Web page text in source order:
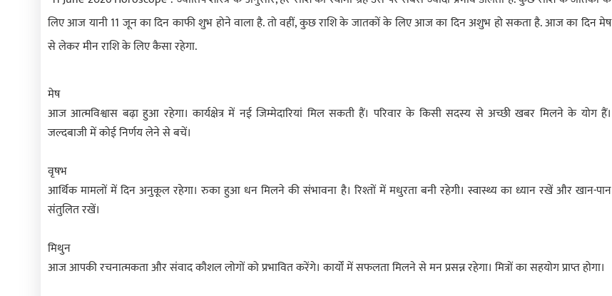
लिए आज यानी 11 जून का दिन काफी शुभ होने वाला है. तो वहीं, कुछ राशि के जातकों के लिए आज का दिन अशुभ हो सकता है. आज का दिन मेष
से लेकर मीन राशि के लिए कैसा रहेगा.
मेष
आज आत्मविश्वास बढ़ा हुआ रहेगा। कार्यक्षेत्र में नई जिम्मेदारियां मिल सकती हैं। परिवार के किसी सदस्य से अच्छी खबर मिलने के योग हैं।
जल्दबाजी में कोई निर्णय लेने से बचें।
वृषभ
आर्थिक मामलों में दिन अनुकूल रहेगा। रुका हुआ धन मिलने की संभावना है। रिश्तों में मधुरता बनी रहेगी। स्वास्थ्य का ध्यान रखें और खान-पान
संतुलित रखें।
मिथुन
आज आपकी रचनात्मकता और संवाद कौशल लोगों को प्रभावित करेंगे। कार्यों में सफलता मिलने से मन प्रसन्न रहेगा। मित्रों का सहयोग प्राप्त होगा।